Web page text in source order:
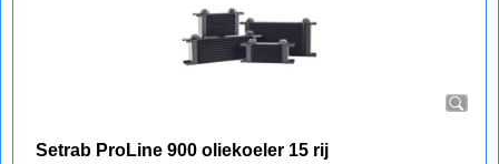
Setrab ProLine 900 oliekoeler 15 rij